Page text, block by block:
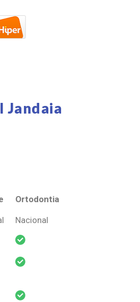
Ortodontia
Ortodontia
Nacional